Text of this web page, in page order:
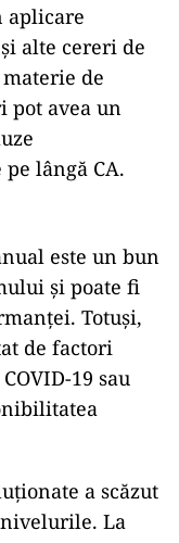
aplicare
alte cereri de
de
pot avea un
lângă CA.
este un bun
și poate fi
Totuși,
de factori
19 sau
a scăzut
La